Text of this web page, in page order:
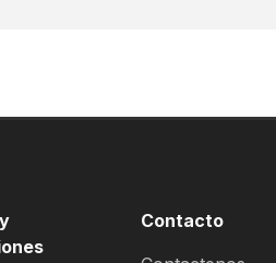
Contacto